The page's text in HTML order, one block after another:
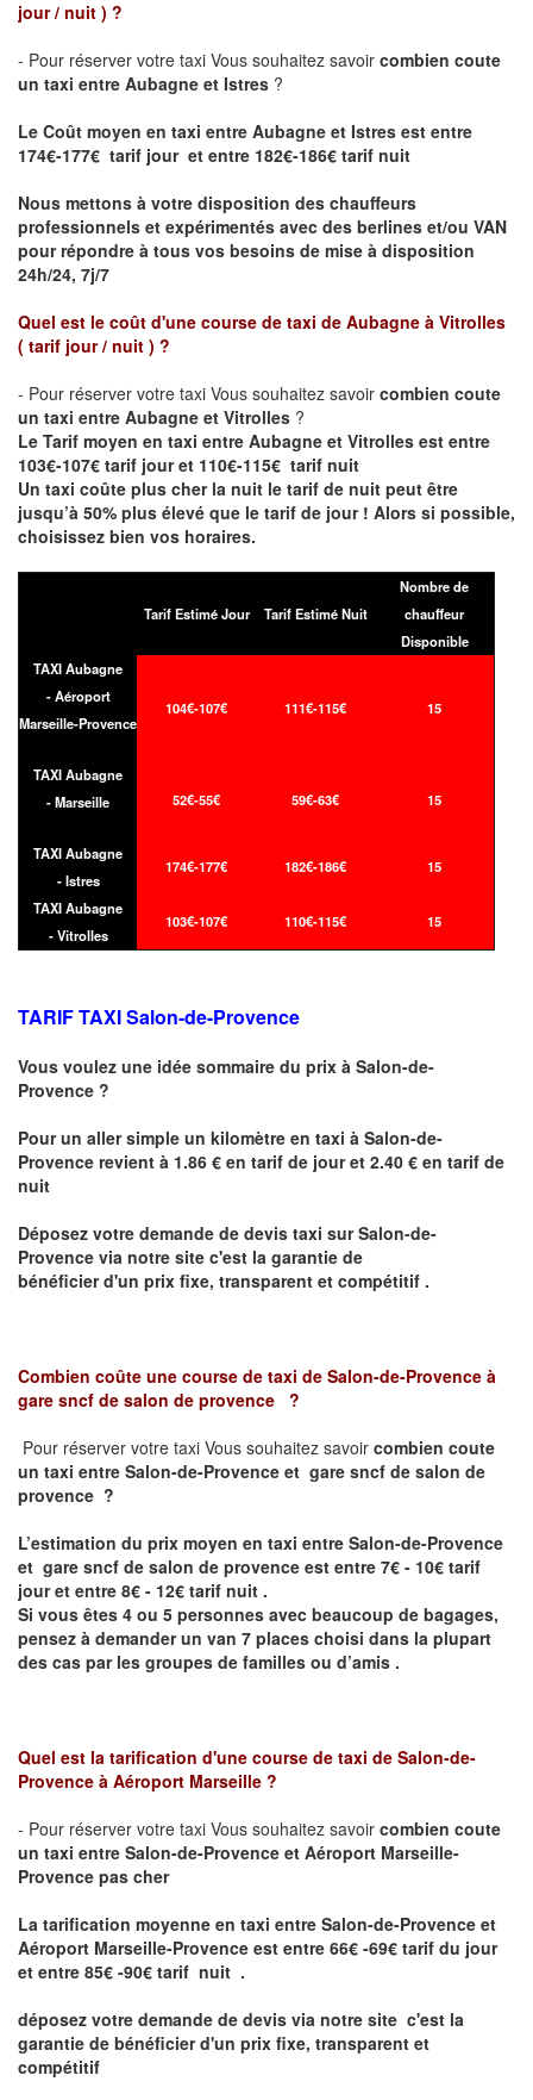
jour / nuit ) ?
- Pour réserver votre taxi Vous souhaitez savoir combien coute
un taxi entre Aubagne et Istres ?
Le Coût moyen en taxi entre Aubagne et Istres est entre
174€-177€ tarif jour et entre 182€-186€ tarif nuit
Nous mettons à votre disposition des chauffeurs
professionnels et expérimentés avec des berlines et/ou VAN
pour répondre à tous vos besoins de mise à disposition
24h/24, 7j/7
Quel est le coût d'une course de taxi de Aubagne à Vitrolles
( tarif jour / nuit ) ?
- Pour réserver votre taxi Vous souhaitez savoir combien coute
un taxi entre Aubagne et Vitrolles ?
Le Tarif moyen en taxi entre Aubagne et Vitrolles est entre
103€-107€ tarif jour et 110€-115€ tarif nuit
Un taxi coûte plus cher la nuit le tarif de nuit peut être
jusqu’à 50% plus élevé que le tarif de jour ! Alors si possible,
choisissez bien vos horaires.
Tarif Estimé Jour Tarif Estimé Nuit
Nombre de
chauffeur
Disponible
TAXI Aubagne
- Aéroport
Marseille-Provence
104€-107€ 111€-115€ 15
TAXI Aubagne
- Marseille
52€-55€ 59€-63€ 15
TAXI Aubagne
- Istres
174€-177€ 182€-186€ 15
TAXI Aubagne
- Vitrolles
103€-107€ 110€-115€ 15
TARIF TAXI Salon-de-Provence
Vous voulez une idée sommaire du prix à Salon-de-
Provence ?
Pour un aller simple un kilomètre en taxi à Salon-de-
Provence revient à 1.86 € en tarif de jour et 2.40 € en tarif de
nuit
Déposez votre demande de devis taxi surSalon-de-
Provence via notre site c'est la garantie de
bénéficier d'un prix fixe, transparent et compétitif .
Combien coûte une course de taxi de Salon-de-Provence à
gare sncf de salon de provence
?
Pour réserver votre taxi Vous souhaitez savoir combien coute
un taxi entre Salon-de-Provence et gare sncf de salon de
provence ?
L’estimation du prix moyen en taxi entre Salon-de-Provence
et gare sncf de salon de provence est entre 7€ - 10€ tarif
jour et entre 8€ - 12€ tarif nuit .
Si vous êtes 4 ou 5 personnes avec beaucoup de bagages,
pensez à demander un van 7 places choisi dans la plupart
des cas par les groupes de familles ou d’amis .
Quel est la tarification d'une course de taxi de Salon-de-
Provence à Aéroport Marseille ?
- Pour réserver votre taxi Vous souhaitez savoir combien coute
un taxi entre Salon-de-Provence et Aéroport Marseille-
Provence pas cher
La tarification moyenne en taxi entre Salon-de-Provence et
Aéroport Marseille-Provence est entre 66€ -69€ tarif du jour
et entre 85€ -90€ tarif nuit .
déposez votre demande de devis via notre site c'est la
garantie de bénéficier d'un prix fixe, transparent et
compétitif